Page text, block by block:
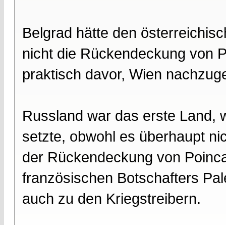
Belgrad hätte den
nicht die Rückendeckung von
praktisch davor, Wien
Russland war das erste Land,
setzte, obwohl es überhaupt
der Rückendeckung von
französischen Botschafters
auch zu den Kriegstreibern.